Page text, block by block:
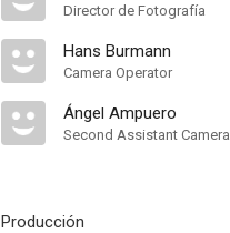
Director de Fotografía
Hans Burmann
Camera Operator
Ángel Ampuero
Second Assistant Camera
Producción